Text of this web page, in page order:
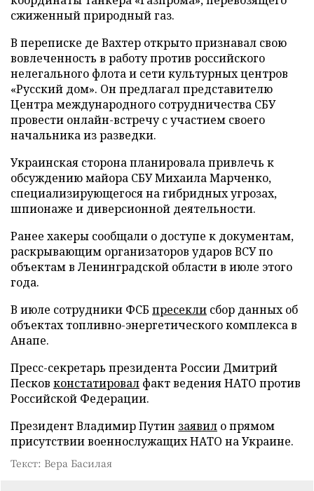
сжиженный природный газ.
В переписке де Вахтер открыто признавал свою
вовлеченность в работу против российского
нелегального флота и сети культурных центров
«Русский дом». Он предлагал представителю
Центра международного сотрудничества СБУ
провести онлайн-встречу с участием своего
начальника из разведки.
Украинская сторона планировала привлечь к
обсуждению майора СБУ Михаила Марченко,
специализирующегося на гибридных угрозах,
шпионаже и диверсионной деятельности.
Ранее хакеры сообщали о доступе к документам,
раскрывающим организаторов ударов ВСУ по
объектам в Ленинградской области в июле этого
года.
В июле сотрудники ФСБ пресекли сбор данных об
объектах топливно-энергетического комплекса в
Анапе.
Пресс-секретарь президента России Дмитрий
Песков констатировал факт ведения НАТО против
Российской Федерации.
Президент Владимир Путин заявил о прямом
присутствии военнослужащих НАТО на Украине.
Текст: Вера Басилая